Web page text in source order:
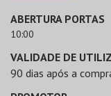
ABERTURA PORTAS
10:00
VALIDADE DE
90 dias após a